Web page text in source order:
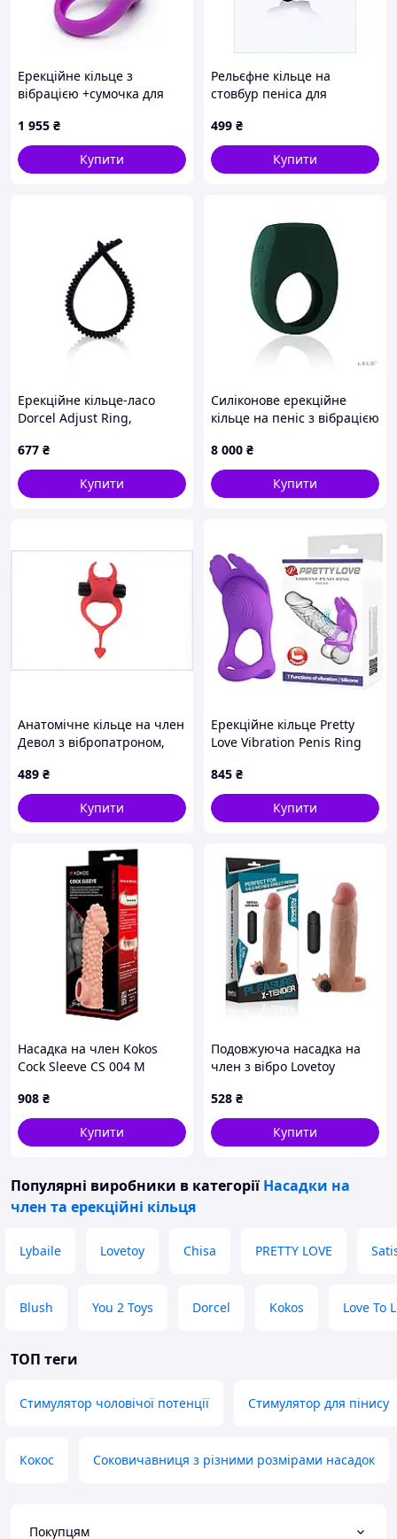
Ерекційне кільце з
вібрацією +сумочка для
Cock Ring Kit (2 Piece)
1 955 ₴
Купити
Рельєфне кільце на
стовбур пеніса для
72EH8K574
499 ₴
Купити
Ерекційне кільце-ласо
Dorcel Adjust Ring,
тугість sexstyle
677 ₴
Купити
Силіконове ерекційне
кільце на пеніс з вібрацією
8 000 ₴
Купити
Анатомічне кільце на член
Девол з вібропатроном,
489 ₴
Купити
Ерекційне кільце Pretty
Love Vibration Penis Ring
режимів вібро, Новинка
2025г
845 ₴
Купити
Насадка на член Kokos
Cock Sleeve CS 004 M
908 ₴
Купити
Подовжуюча насадка на
член з вібро Lovetoy
528 ₴
Купити
Популярні виробники в категорії Насадки на
член та ерекційні кільця
Lybaile Lovetoy Chisa PRETTY LOVE
Blush You 2 Toys Dorcel Kokos Love To
ТОП теги
Стимулятор чоловічої потенції Стимулятор для пінису
Кокос Соковичавниця з різними розмірами насадок
Покупцям